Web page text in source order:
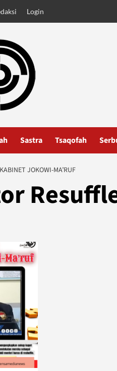
Login
Sastra Tsaqofah
JOKOWI-MA’RUF